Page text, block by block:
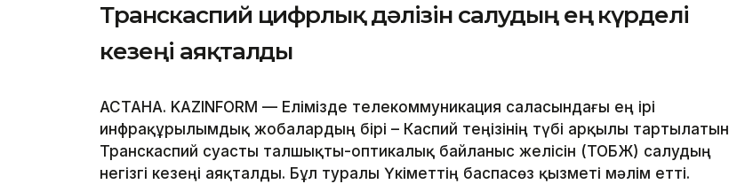
Транскаспий цифрлық дәлізін салудың ең күрделі
кезеңі аяқталды
АСТАНА. KAZINFORM — Елімізде телекоммуникация саласындағы ең ірі
инфрақұрылымдық жобалардың бірі – Каспий теңізінің түбі арқылы тартылатын
Транскаспий суасты талшықты-оптикалық байланыс желісін (ТОБЖ) салудың
негізгі кезеңі аяқталды. Бұл туралы Үкіметтің баспасөз қызметі мәлім етті.